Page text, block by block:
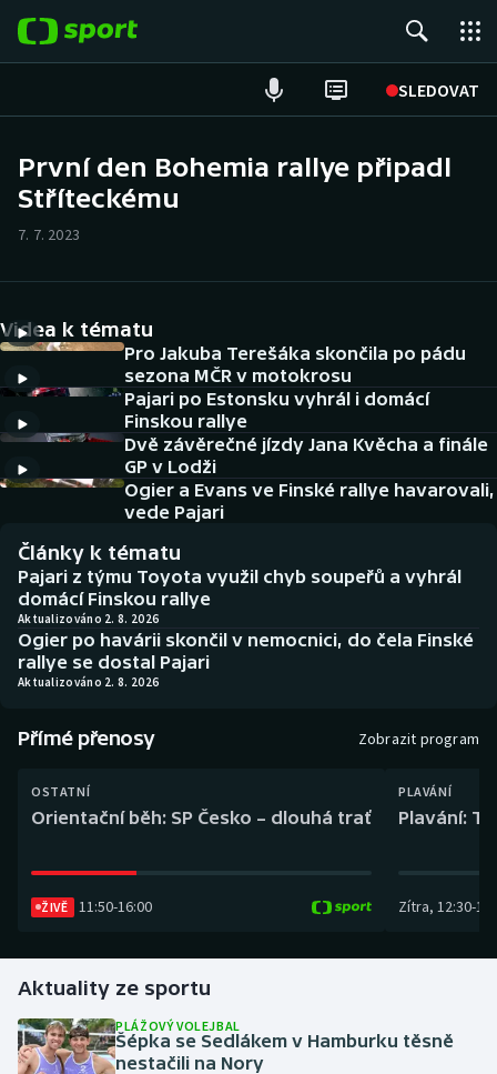
SLEDOVAT
Hokej
Cyklistika
DALŠÍ SPORTY
Americký fotbal
Baseball a softbal
Basketbal
Biatlon
Boby a skeleton
Box
Curling
Golf
Gymnastika
NEPŘEHLÉDNĚTE
Historické návraty
Aplikace ČT sport
AZ kvíz
První den Bohemia rallye připadl
Stříteckému
7. 7. 2023
Videa k tématu
Pro Jakuba Terešáka skončila po pádu
sezona MČR v motokrosu
Pajari po Estonsku vyhrál i domácí
Finskou rallye
Dvě závěrečné jízdy Jana Kvěcha a finále
GP v Lodži
Ogier a Evans ve Finské rallye havarovali,
vede Pajari
Články k tématu
Pajari z týmu Toyota využil chyb soupeřů a vyhrál
domácí Finskou rallye
Aktualizováno 2. 8. 2026
Ogier po havárii skončil v nemocnici, do čela Finské
rallye se dostal Pajari
Aktualizováno 2. 8. 2026
Přímé přenosy Zobrazit program
OSTATNÍ
Orientační běh: SP Česko – dlouhá trať
ŽIVĚ 11:50-16:00
PLAVÁNÍ
Plavání:
Zítra, 12:30-
Aktuality ze sportu
PLÁŽOVÝ VOLEJBAL
Šépka se Sedlákem v Hamburku těsně
nestačili na Nory